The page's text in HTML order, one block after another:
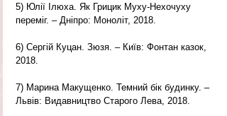
5) Юлії Ілюха. Як Грицик Муху-Нехочуху
переміг. – Дніпро: Моноліт, 2018.
6) Сергій Куцан. Зюзя. – Київ: Фонтан казок,
2018.
7) Марина Макущенко. Темний бік будинку. –
Львів: Видавництво Старого Лева, 2018.